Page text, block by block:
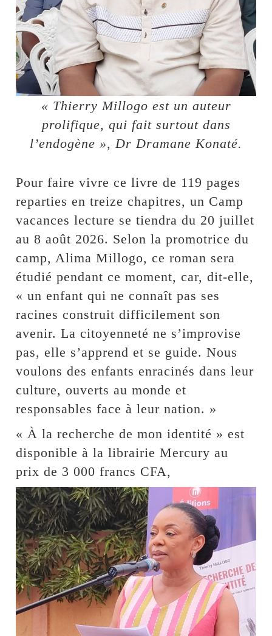
« Thierry Millogo est un auteur
prolifique, qui fait surtout dans
l’endogène », Dr Dramane Konaté.
Pour faire vivre ce livre de 119 pages
reparties en treize chapitres, un Camp
vacances lecture se tiendra du 20 juillet
au 8 août 2026. Selon la promotrice du
camp, Alima Millogo, ce roman sera
étudié pendant ce moment, car, dit-elle,
« un enfant qui ne connaît pas ses
racines construit difficilement son
avenir. La citoyenneté ne s’improvise
pas, elle s’apprend et se guide. Nous
voulons des enfants enracinés dans leur
culture, ouverts au monde et
responsables face à leur nation. »
« À la recherche de mon identité » est
disponible à la librairie Mercury au
prix de 3 000 francs CFA,